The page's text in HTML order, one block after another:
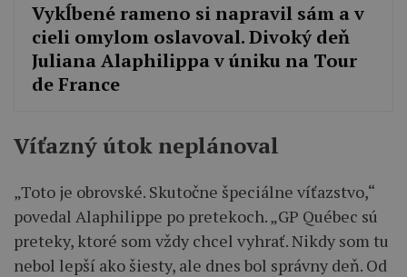
Vykĺbené rameno si napravil sám a v
cieli omylom oslavoval. Divoký deň
Juliana Alaphilippa v úniku na Tour
de France
Víťazný útok neplánoval
„Toto je obrovské. Skutočne špeciálne víťazstvo,“
povedal Alaphilippe po pretekoch. „GP Québec sú
preteky, ktoré som vždy chcel vyhrať. Nikdy som tu
nebol lepší ako šiesty, ale dnes bol správny deň. Od